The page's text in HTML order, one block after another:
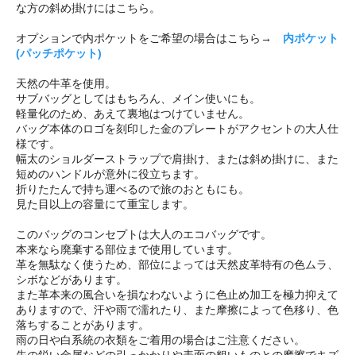
な方の斜め掛けにはこちら。
オプションで内ポケットをご希望の場合はこちら→ 内ポケット
(パッチポケット)
天然の牛革を使用。
サブバッグとしてはもちろん、メイン使いにも。
軽量化のため、あえて裏地はつけていません。
バッグ本体のロゴを刻印した金のプレートがアクセントの大人仕
様です。
幅太のショルダーストラップで肩掛け、または斜め掛けに、また
短めのハンドルが意外に役立ちます。
折りたたんで持ち運べるので旅のおともにも。
見た目以上の容量にて重宝します。
このバッグのコンセプトは大人のエコバッグです。
本来なら廃棄する部位まで使用しています。
革を無駄なく使うため、部位によっては天然皮革特有の色ムラ、
シボなどがあります。
また革本来の風合いを損なわないように色止め加工を極力抑えて
ありますので、汗や雨で濡れたり、また摩擦によって色移り、色
落ちすることがあります。
雨の日や白系統の衣類をご着用の場合はご注意ください。